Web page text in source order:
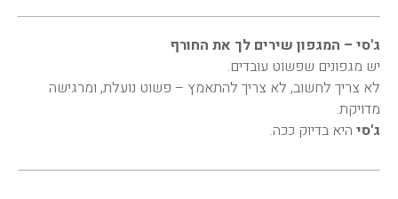
ג'סי – המגפון שירים לך את החורף
יש מגפונים שפשוט עובדים.
לא צריך לחשוב, לא צריך להתאמץ – פשוט נועלת, ומרגישה
מדויקת.
ג'סי היא בדיוק ככה.